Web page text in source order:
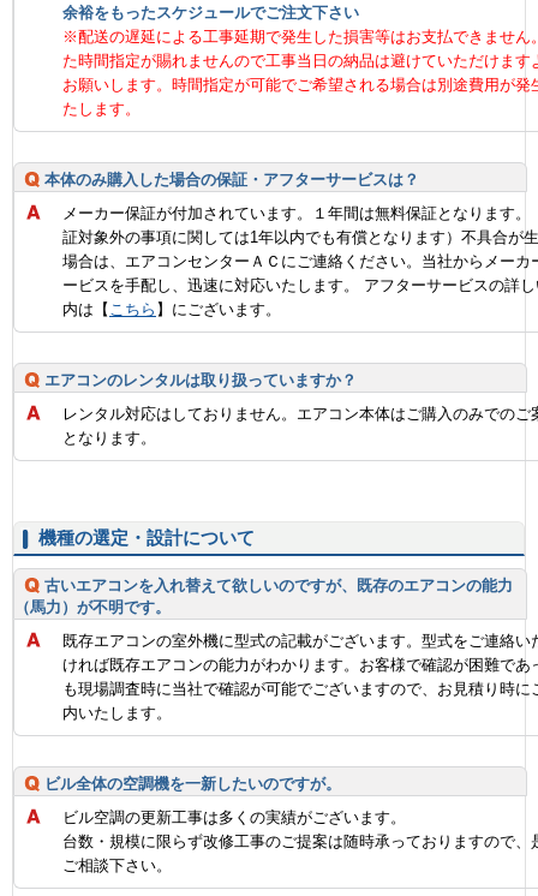
余裕をもったスケジュールでご注文下さい
※配送の遅延による工事延期で発生した損害等はお支払できません
た時間指定が賜れませんので工事当日の納品は避けていただけます
お願いします。時間指定が可能でご希望される場合は別途費用が発
たします。
本体のみ購入した場合の保証・アフターサービスは？
メーカー保証が付加されています。１年間は無料保証となります。
証対象外の事項に関しては1年以内でも有償となります）不具合が
場合は、エアコンセンターＡＣにご連絡ください。当社からメーカ
ービスを手配し、迅速に対応いたします。 アフターサービスの詳
内は【 こちら 】にございます。
エアコンのレンタルは取り扱っていますか？
レンタル対応はしておりません。エアコン本体はご購入のみでのご
となります。
機種の選定・設計について
古いエアコンを入れ替えて欲しいのですが、既存のエアコンの能力
（馬力）が不明です。
既存エアコンの室外機に型式の記載がございます。型式をご連絡い
ければ既存エアコンの能力がわかります。お客様で確認が困難であ
も現場調査時に当社で確認が可能でございますので、お見積り時に
内いたします。
ビル全体の空調機を一新したいのですが。
ビル空調の更新工事は多くの実績がございます。
台数・規模に限らず改修工事のご提案は随時承っておりますので、
ご相談下さい。